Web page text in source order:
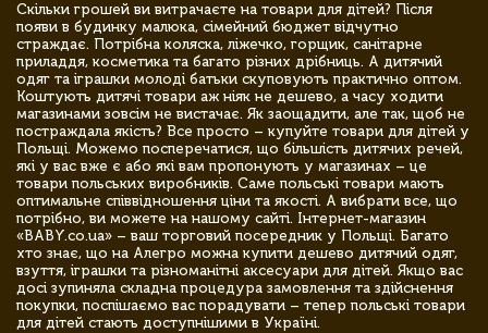
Скільки грошей ви витрачаєте на товари для дітей? Після
появи в будинку малюка, сімейний бюджет відчутно
страждає. Потрібна коляска, ліжечко, горщик, санітарне
приладдя, косметика та багато різних дрібниць. А дитячий
одяг та іграшки молоді батьки скуповують практично оптом.
Коштують дитячі товари аж ніяк не дешево, а часу ходити
магазинами зовсім не вистачає. Як заощадити, але так, щоб не
постраждала якість? Все просто – купуйте товари для дітей у
Польщі. Можемо посперечатися, що більшість дитячих речей,
які у вас вже є або які вам пропонують у магазинах – це
товари польських виробників. Саме польські товари мають
оптимальне співвідношення ціни та якості. А вибрати все, що
потрібно, ви можете на нашому сайті. Інтернет-магазин
«BABY.co.ua» – ваш торговий посередник у Польщі. Багато
хто знає, що на Алегро можна купити дешево дитячий одяг,
взуття, іграшки та різноманітні аксесуари для дітей. Якщо вас
досі зупиняла складна процедура замовлення та здійснення
покупки, поспішаємо вас порадувати – тепер польські товари
для дітей стають доступнішими в Україні.